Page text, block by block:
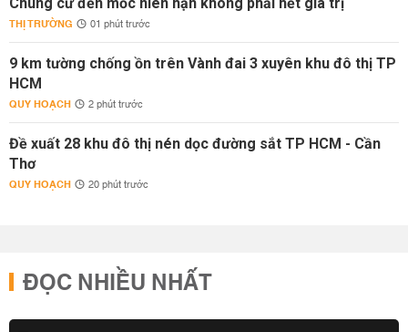
THỊ TRƯỜNG 01 phút trước
9 km tường chống ồn trên Vành đai 3 xuyên khu đô thị TP
HCM
QUY HOẠCH 2 phút trước
Đề xuất 28 khu đô thị nén dọc đường sắt TP HCM - Cần
Thơ
QUY HOẠCH 20 phút trước
ĐỌC NHIỀU NHẤT